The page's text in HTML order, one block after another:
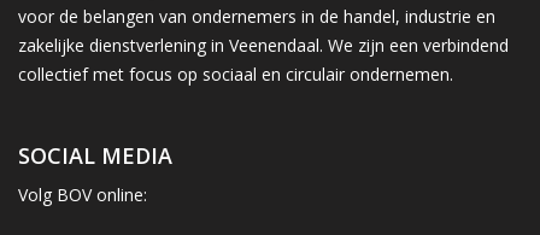
voor de belangen van ondernemers in de handel, industrie en
zakelijke dienstverlening in Veenendaal. We zijn een verbindend
collectief met focus op sociaal en circulair ondernemen.
SOCIAL MEDIA
Volg BOV online: